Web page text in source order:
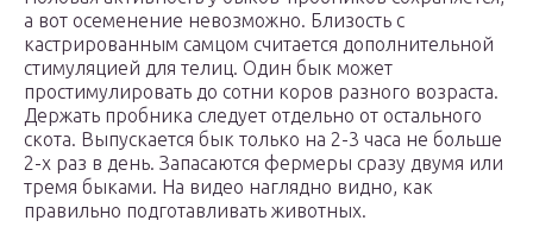
а вот осеменение невозможно. Близость с
кастрированным самцом считается дополнительной
стимуляцией для телиц. Один бык может
простимулировать до сотни коров разного возраста.
Держать пробника следует отдельно от остального
скота. Выпускается бык только на 2-3 часа не больше
2-х раз в день. Запасаются фермеры сразу двумя или
тремя быками. На видео наглядно видно, как
правильно подготавливать животных.